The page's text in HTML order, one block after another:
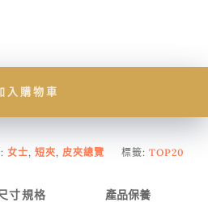
入購物車
:女士,短夾,皮夾總覽 標籤:TOP20
寸規格 產品保養